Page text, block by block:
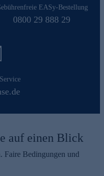
EASy-Bestellung
0800 29 888 29
auf einen Blick
Faire Bedingungen und